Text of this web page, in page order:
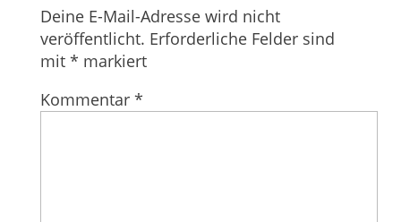
Deine E-Mail-Adresse wird nicht
veröffentlicht. Erforderliche Felder sind
mit * markiert
Kommentar *